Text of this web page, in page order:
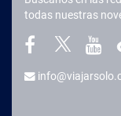
todas nuestras